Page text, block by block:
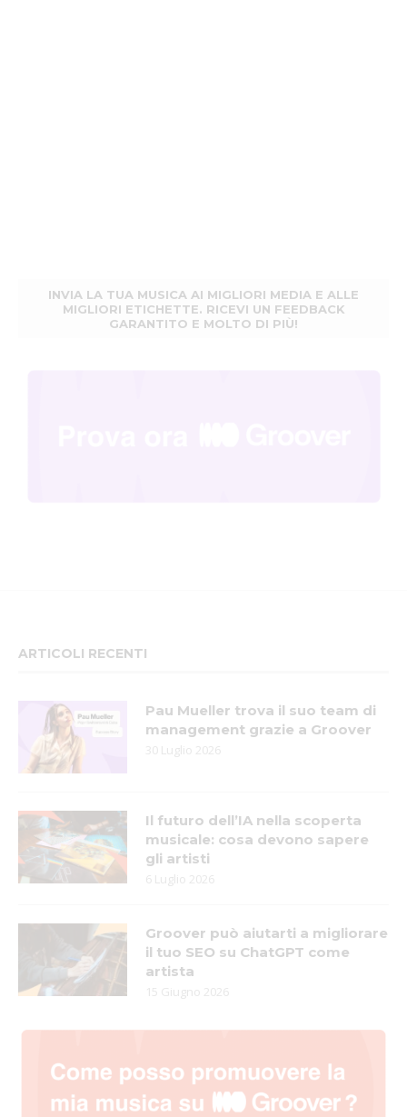
INVIA LA TUA MUSICA AI MIGLIORI MEDIA E ALLE
MIGLIORI ETICHETTE. RICEVI UN FEEDBACK
GARANTITO E MOLTO DI PIÙ!
ARTICOLI RECENTI
Pau Mueller trova il suo team di
management grazie a Groover
30 Luglio 2026
Il futuro dell’IA nella scoperta
musicale: cosa devono sapere
gli artisti
6 Luglio 2026
Groover può aiutarti a migliorare
il tuo SEO su ChatGPT come
artista
15 Giugno 2026